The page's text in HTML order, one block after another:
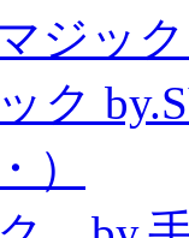
ジッ
ク
）